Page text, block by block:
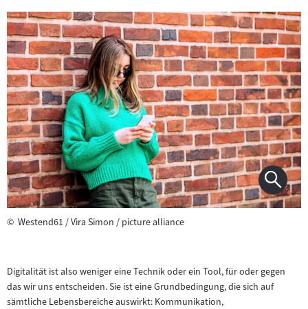
© Westend61 / Vira Simon / picture alliance
Digitalität ist also weniger eine Technik oder ein Tool, für oder gegen
das wir uns entscheiden. Sie ist eine Grundbedingung, die sich auf
sämtliche Lebensbereiche auswirkt: Kommunikation,